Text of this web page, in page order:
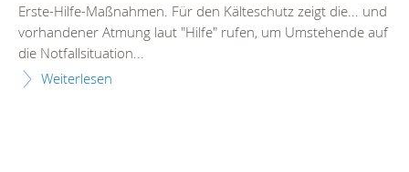
Erste-Hilfe-Maßnahmen. Für den Kälteschutz zeigt die... und
vorhandener Atmung laut "Hilfe" rufen, um Umstehende auf
die Notfallsituation...
Weiterlesen